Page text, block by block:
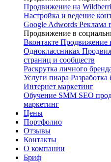
Продвижение на
Настройка и ведение
Google Adwords Реклама
Продвижение в
Вконтакте Продвижение
Одноклассниках
страниц и сообществ
Раскрутка личного
Услуги пиара Разработка
Интернет маркетинг
Обучение SMM SEO
маркетинг
Цены
Портфолио
Отзывы
Контакты
О компании
Бриф